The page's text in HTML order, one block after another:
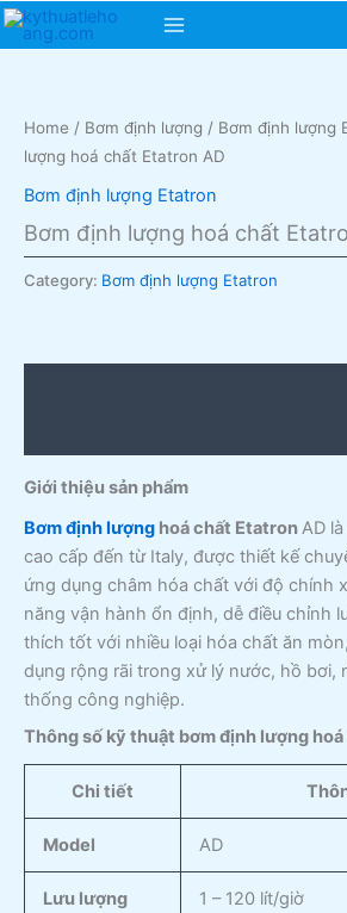
Skip
Main
Home / Bơm định lượng / Bơm định lượng
lượng hoá chất Etatron AD
Bơm định lượng Etatron
Bơm định lượng hoá chất
Category: Bơm định lượng Etatron
Giới thiệu sản phẩm
Bơm định lượng hoá chất EtatronAD
cao cấp đến từ Italy, được thiết kế
ứng dụng châm hóa chất với độ chính
năng vận hành ổn định, dễ điều chỉnh
thích tốt với nhiều loại hóa chất ăn
dụng rộng rãi trong xử lý nước, hồ bơi,
thống công nghiệp.
Thông số kỹ thuật bơm định lượng
Chi tiết
Model AD
Lưu lượng 1 – 120 lít/giờ